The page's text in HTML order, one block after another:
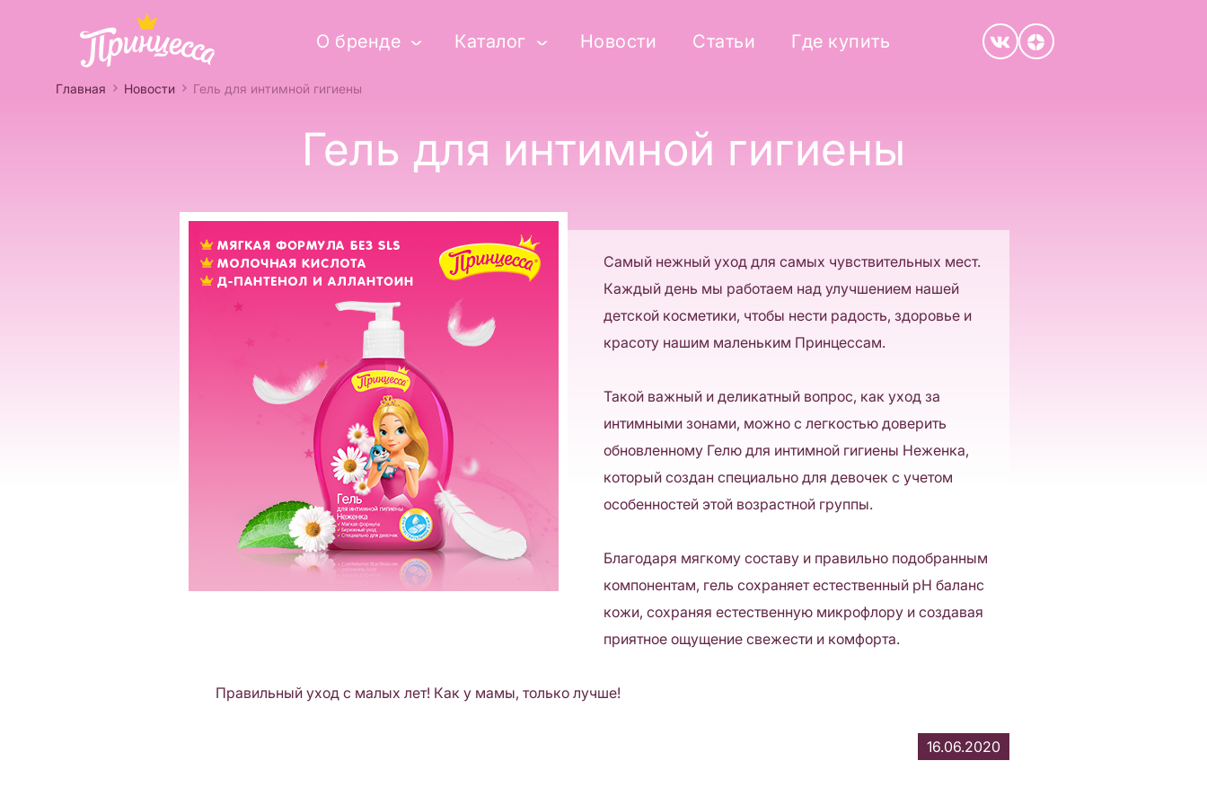
О бренде Каталог Новости Статьи Где купить
Главная Новости Гель для интимной гигиены
Гель для интимной гигиены
16.06.2020
Самый нежный уход для самых чувствительных мест.
Каждый день мы работаем над улучшением нашей
детской косметики, чтобы нести радость, здоровье и
красоту нашим маленьким Принцессам.
Такой важный и деликатный вопрос, как уход за
интимными зонами, можно с легкостью доверить
обновленному Гелю для интимной гигиены Неженка,
который создан специально для девочек с учетом
особенностей этой возрастной группы.
Благодаря мягкому составу и правильно подобранным
компонентам, гель сохраняет естественный pH баланс
кожи, сохраняя естественную микрофлору и создавая
приятное ощущение свежести и комфорта.
Правильный уход с малых лет! Как у мамы, только лучше!